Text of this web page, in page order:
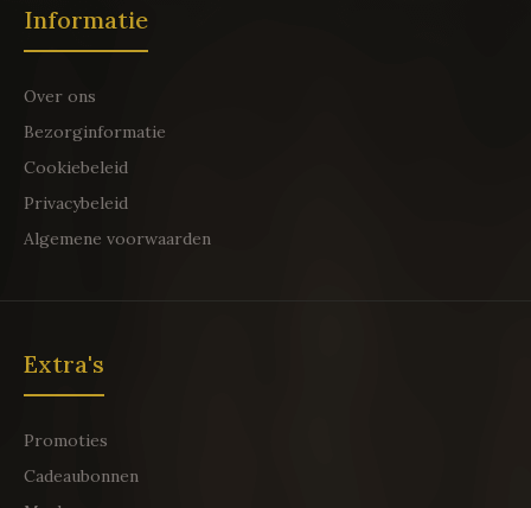
Informatie
Over ons
Bezorginformatie
Cookiebeleid
Privacybeleid
Algemene voorwaarden
Extra's
Promoties
Cadeaubonnen